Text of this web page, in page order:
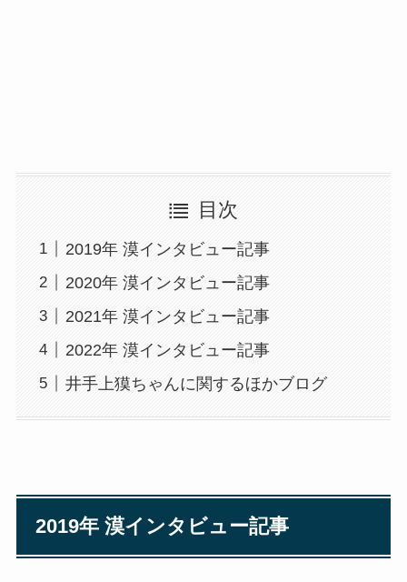
目次
2019年 漠インタビュー記事
2020年 漠インタビュー記事
2021年 漠インタビュー記事
2022年 漠インタビュー記事
井手上獏ちゃんに関するほかブログ
2019年 漠インタビュー記事